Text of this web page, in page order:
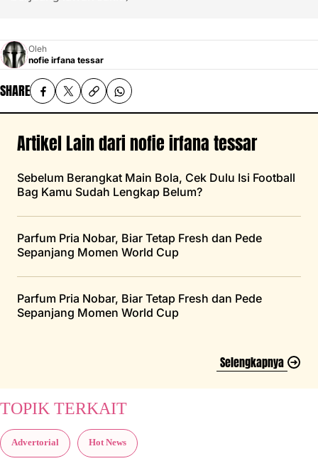
Oleh
nofie irfana tessar
SHARE
Artikel Lain dari nofie irfana tessar
Sebelum Berangkat Main Bola, Cek Dulu Isi Football
Bag Kamu Sudah Lengkap Belum?
Parfum Pria Nobar, Biar Tetap Fresh dan Pede
Sepanjang Momen World Cup
Parfum Pria Nobar, Biar Tetap Fresh dan Pede
Sepanjang Momen World Cup
Selengkapnya
TOPIK TERKAIT
Advertorial Hot News